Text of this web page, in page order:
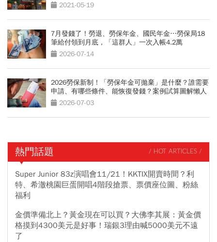
2021-05-19
7月發錢了！勞退、勞保年金、國民年金…勞保局18
筆給付領到月底，「這群人」一次入帳4.2萬
2026-07-14
2026勞保新制！「勞保年金可拋棄」是什麼？誰需要
申請、有哪些條件、能恢復發錢？案例試算圖解懶人
包 2026-07-03
熱門話題 / HOT ARTICLES /
Super Junior 83z演唱會11/21！KKTIX開賣時間？利
特、希澈桃園巨蛋開唱4階段搶票、票價座位圖、粉絲
福利
金價準備北上？黃金現在可以買？大佛李其展：黃金價
格摸到4300美元是好事！瑞銀3理由喊5000美元不遠
了